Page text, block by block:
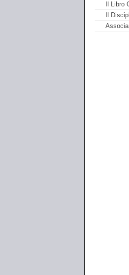
Il Libro
Il